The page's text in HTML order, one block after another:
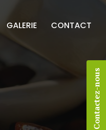
Contactez-nous
GALERIE CONTACT